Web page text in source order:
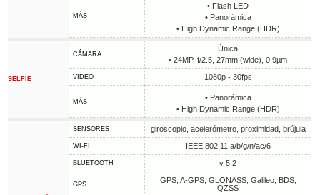
MÁS
• Flash LED
• Panorámica
• High Dynamic Range (HDR)
SELFIE
CÁMARA
Única
• 24MP, f/2.5, 27mm (wide), 0.9µm
VIDEO 1080p - 30fps
MÁS
• Panorámica
• High Dynamic Range (HDR)
SENSORES giroscopio, acelerómetro, proximidad, brújula
WI-FI IEEE 802.11 a/b/g/n/ac/6
BLUETOOTH v 5.2
GPS
GPS, A-GPS, GLONASS, Galileo, BDS,
QZSS